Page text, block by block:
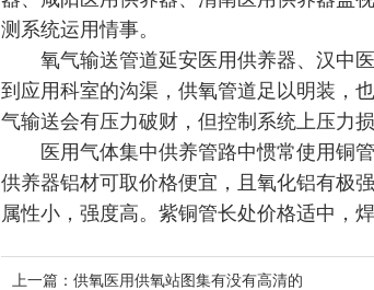
测系统运用情事。
氧气输送管道延安医用供养器、 汉中
到应用科室的沟渠，供氧管道足以明装，
气输送会有压力破财，但控制系统上压力损
医用气体集中供养管路中惯常使用铜管
供养器铝材可取价格便宜，且氧化铝有极
属性小，强度高。紫铜管长处价格适中，
上一篇： 供氧医用供氧站图集有没有高清的